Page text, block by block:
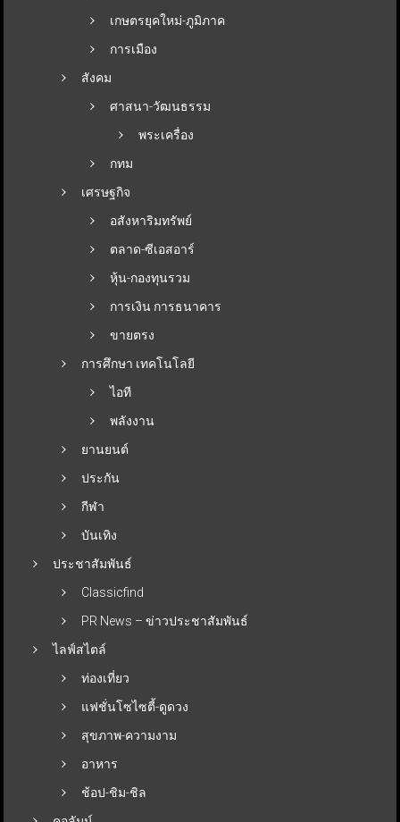
เกษตรยุคใหม่-ภูมิภาค
การเมือง
สังคม
ศาสนา-วัฒนธรรม
พระเครื่อง
กทม
เศรษฐกิจ
อสังหาริมทรัพย์
ตลาด-ซีเอสอาร์
หุ้น-กองทุนรวม
การเงิน การธนาคาร
ขายตรง
การศึกษา เทคโนโลยี
ไอที
พลังงาน
ยานยนต์
ประกัน
กีฬา
บันเทิง
ประชาสัมพันธ์
Classicfind
PR News – ข่าวประชาสัมพันธ์
ไลฟ์สไตล์
ท่องเที่ยว
แฟชั่นโซไซตี้-ดูดวง
สุขภาพ-ความงาม
อาหาร
ช้อป-ชิม-ชิล